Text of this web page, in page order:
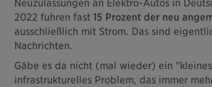
Neuzulassungen an Elektro-Autos in
2022 fuhren fast 15 Prozent der neu
ausschließlich mit Strom. Das sind
Nachrichten.
Gäbe es da nicht (mal wieder) ein
infrastrukturelles Problem, das immer